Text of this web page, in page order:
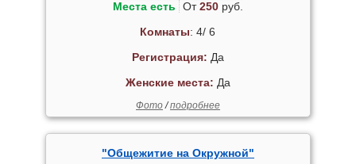
Места есть От250руб.
Комнаты: 4/ 6
Регистрация: Да
Женские места: Да
Фото/подробнее
"Общежитие на Окружной"